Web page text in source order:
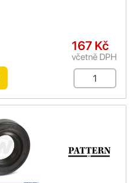
167 Kč
včetně DPH